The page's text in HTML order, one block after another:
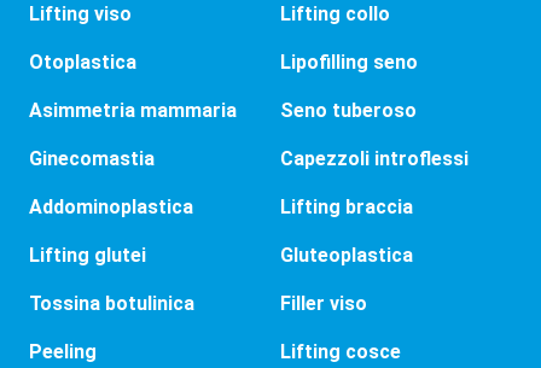
Lifting viso Lifting collo
Otoplastica Lipofilling seno
Asimmetria mammaria Seno tuberoso
Ginecomastia Capezzoli introflessi
Addominoplastica Lifting braccia
Lifting glutei Gluteoplastica
Tossina botulinica Filler viso
Peeling Lifting cosce